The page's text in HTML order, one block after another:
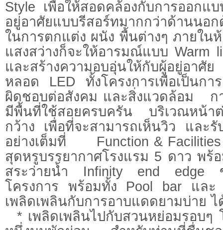
Style เพื่อให้สอดคล้องกับการออกแ
อยู่อาศัยแบบรีสอร์ทมากกว่าด้านนอ
ในการตกแต่ง ผนัง พื้นต่างๆ ภายใ
แสงสว่างก็จะให้อารมณ์แบบ Warm
และสร้างความอบอุ่นให้กับผู้อยู่อา
หลอด LED ทั้งโครงการเพื่อเป็นกา
ผิดชอบต่อสังคม และสิ่งแวดล้อม ก
มีพื้นที่ใช้สอยครบครัน บริเวณหน้าต่
กว้าง เพื่อที่จะสามารถเห็นวิว และ
อย่างเต็มที่ Function &
สุดหรูบรรยากาศโรงแรม 5 ดาว พ
สระว่ายน้ำ Infinity end edge
โครงการ พร้อมทั้ง Pool bar แล
เพลิดเพลินกับการอาบแดดยาม
* เพลิดเพลินไปกับสวนหย่อมรอบๆ